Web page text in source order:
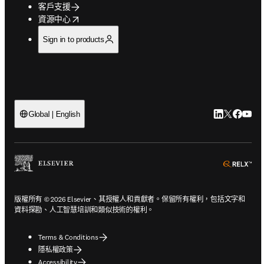
客戶支援
資源中心
opens in new tab/window
Sign in to products
Global | English LinkedIn 打
Twitter 打
版權所有 © 2026 Elsevier、其授權人和貢獻者。保留所有權利，包括文字和
資料探勘、人工智慧培訓和類似技術的權利。
Terms & Conditions
隱私權政策
Accessibility